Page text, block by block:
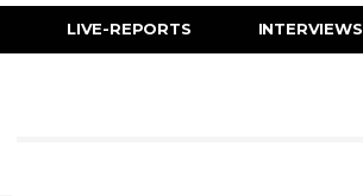
LIVE-REPORTS INTERVIEWS